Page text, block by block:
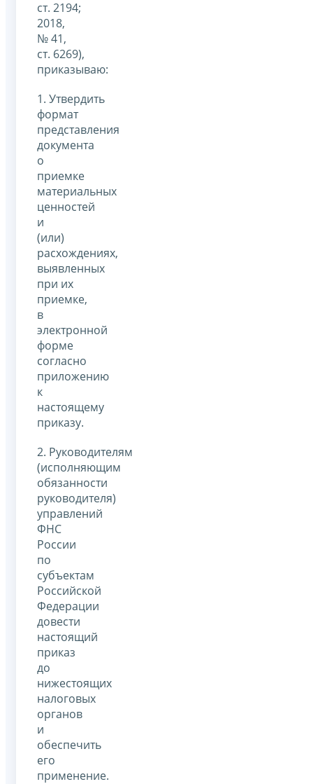
ст. 2194;
2018,
№ 41,
ст. 6269),
приказываю:
1. Утвердить
формат
представления
документа
о
приемке
материальных
ценностей
и
(или)
расхождениях,
выявленных
при их
приемке,
в
электронной
форме
согласно
приложению
к
настоящему
приказу.
2. Руководителям
(исполняющим
обязанности
руководителя)
управлений
ФНС
России
по
субъектам
Российской
Федерации
довести
настоящий
приказ
до
нижестоящих
налоговых
органов
и
обеспечить
его
применение.